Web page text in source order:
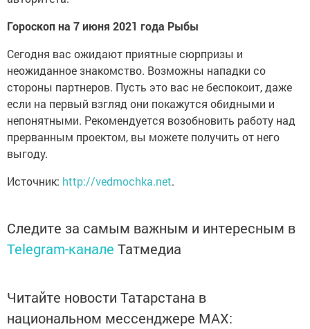
Гороскоп на 7 июня 2021 года Рыбы
Сегодня вас ожидают приятные сюрпризы и
неожиданное знакомство. Возможны нападки со
стороны партнеров. Пусть это вас не беспокоит, даже
если на первый взгляд они покажутся обидными и
непонятными. Рекомендуется возобновить работу над
прерванным проектом, вы можете получить от него
выгоду.
Источник: http://vedmochka.net.
Следите за самым важным и интересным в
Telegram-канале Татмедиа
Читайте новости Татарстана в
национальном мессенджере MАХ: